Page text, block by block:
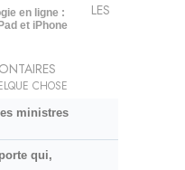
en ligne :
et iPhone
LES
CHOSE
ministres
qui,